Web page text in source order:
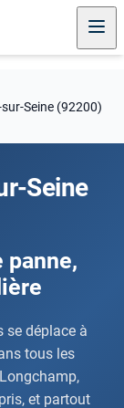
Seine (92200)
Seine
panne,
se déplace à
tous les
et partout